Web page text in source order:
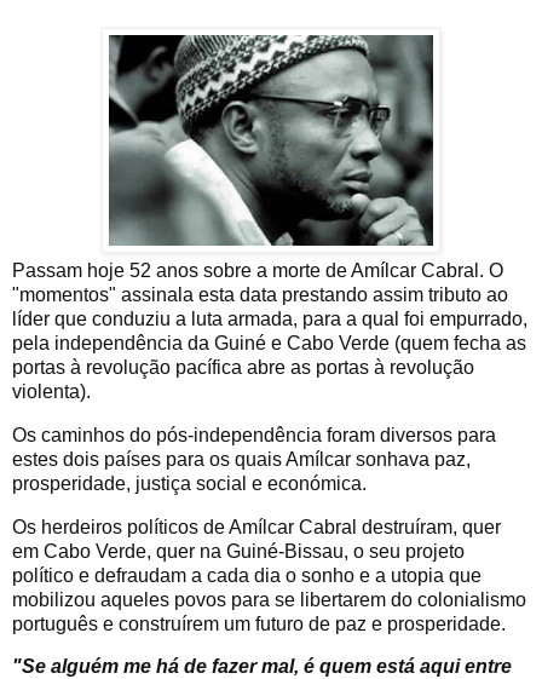
Passam hoje 52 anos sobre a morte de Amílcar Cabral. O
"momentos" assinala esta data prestando assim tributo ao
líder que conduziu a luta armada, para a qual foi empurrado,
pela independência da Guiné e Cabo Verde (quem fecha as
portas à revolução pacífica abre as portas à revolução
violenta).
Os caminhos do pós-independência foram diversos para
estes dois países para os quais Amílcar sonhava paz,
prosperidade, justiça social e económica.
Os herdeiros políticos de Amílcar Cabral destruíram, quer
em Cabo Verde, quer na Guiné-Bissau, o seu projeto
político e defraudam a cada dia o sonho e a utopia que
mobilizou aqueles povos para se libertarem do colonialismo
português e construírem um futuro de paz e prosperidade.
"Se alguém me há de fazer mal, é quem está aqui entre